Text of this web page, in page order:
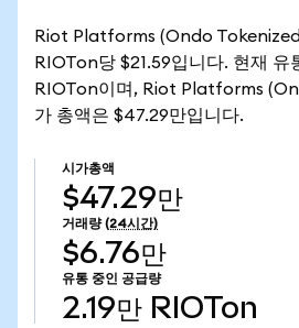
Riot Platforms (Ondo
RIOTon당 $21.59입니다. 현재 유
RIOTon이며, Riot Platforms
가 총액은 $47.29만입니다.
시가총액
$47.29만
거래량 (24시간)
$6.76만
유통 중인 공급량
2.19만 RIOTon